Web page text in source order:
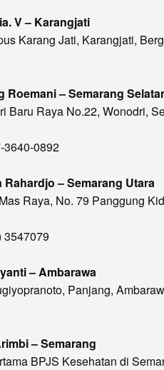
V – Karangjati
Karang Jati, Karangjati,
Roemani – Semarang
Baru Raya No.22, Wonodri,
3640-0892
– Semarang Utara
Raya, No. 79 Panggung
3547079
– Ambarawa
Panjang,
– Semarang
BPJS Kesehatan di